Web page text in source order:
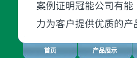
案例证明冠能公司有能
力为客户提供优质的产
首页 产品展示